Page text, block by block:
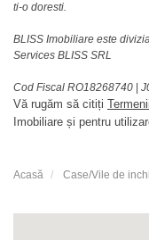
ti-o doresti.
BLISS Imobiliare este
Services BLISS SRL
Cod Fiscal RO18268740 |
Vă rugăm să citiți
Imobiliare și pentru
Acasă Case/Vile de